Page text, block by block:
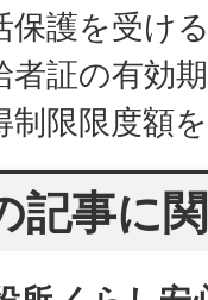
保護を受け
者証の有効
制限限度額
記事に